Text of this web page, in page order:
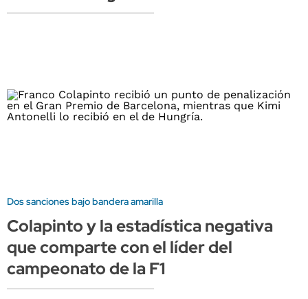
Dos sanciones bajo bandera amarilla
Colapinto y la estadística negativa
que comparte con el líder del
campeonato de la F1